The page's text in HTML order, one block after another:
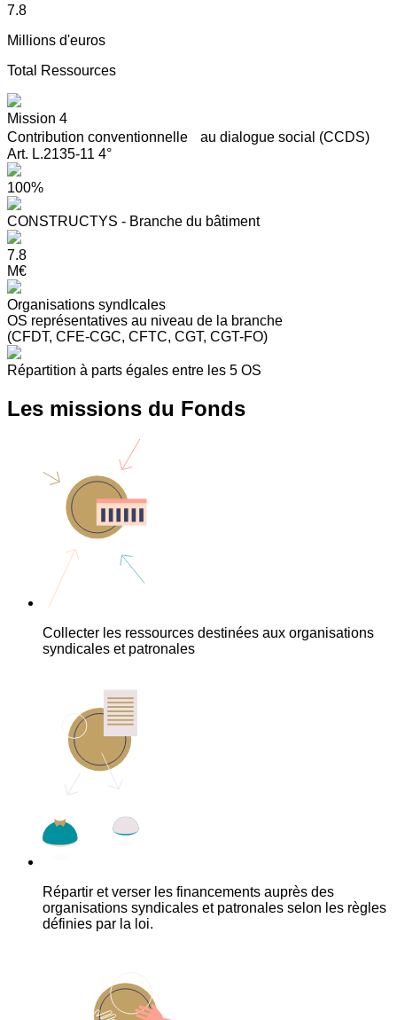
7.8
Millions d'euros
Total Ressources
Mission 4
Contribution conventionnelle au dialogue social (CCDS)
Art. L.2135-11 4°
100%
CONSTRUCTYS - Branche du bâtiment
7.8
M€
Organisations syndIcales
OS représentatives au niveau de la branche
(CFDT, CFE-CGC, CFTC, CGT, CGT-FO)
Répartition à parts égales entre les 5 OS
Les missions du Fonds
Collecter les ressources destinées aux organisations
syndicales et patronales
Répartir et verser les financements auprès des
organisations syndicales et patronales selon les règles
définies par la loi.